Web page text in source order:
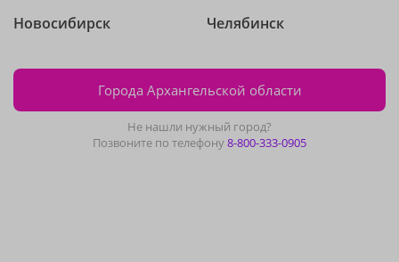
Новосибирск
Челябинск
Города Архангельской области
Не нашли нужный город?
Позвоните по телефону8-800-333-0905